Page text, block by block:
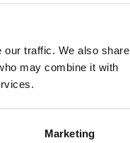
our traffic. We also share
may combine it with
Marketing
integriert werden.